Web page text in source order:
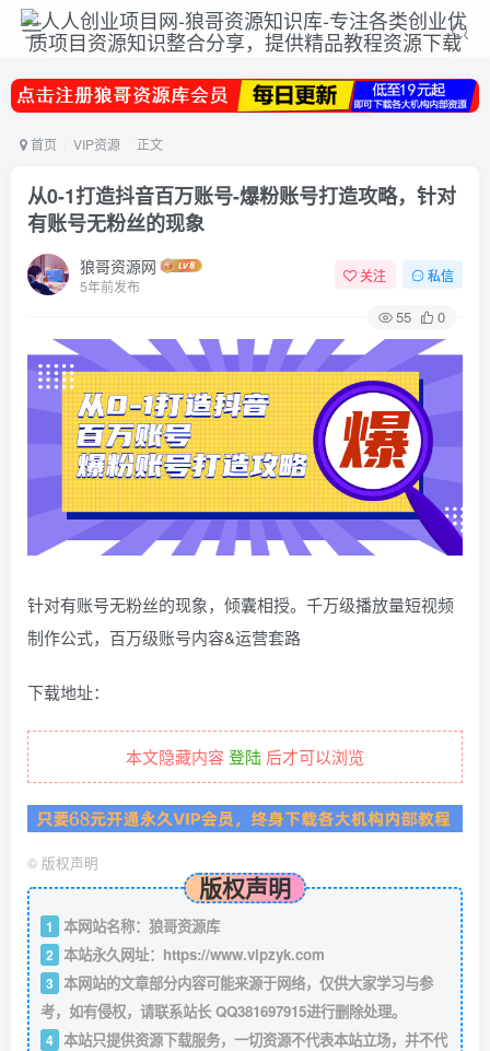
首页 VIP资源 正文
从0-1打造抖音百万账号-爆粉账号打造攻略，针对
有账号无粉丝的现象
狼哥资源网
5年前发布
关注 私信
55 0
针对有账号无粉丝的现象，倾囊相授。千万级播放量短视频
制作公式，百万级账号内容&运营套路
下载地址：
本文隐藏内容 登陆 后才可以浏览
© 版权声明
版权声明
1 本网站名称：狼哥资源库
2 本站永久网址： https://www.vipzyk.com
3 本网站的文章部分内容可能来源于网络，仅供大家学习与参
考，如有侵权，请联系站长 QQ381697915进行删除处理。
4 本站只提供资源下载服务，一切资源不代表本站立场，并不代